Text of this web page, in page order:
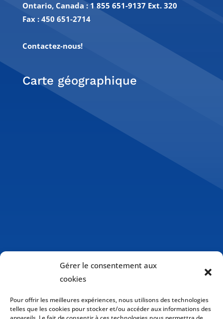
Gérer le consentement aux
cookies
Pour offrir les meilleures expériences, nous utilisons des technologies
telles que les cookies pour stocker et/ou accéder aux informations des
Ontario, Canada : 1 855 651-9137 Ext. 320
Fax : 450 651-2714
Contactez-nous!
Carte géographique